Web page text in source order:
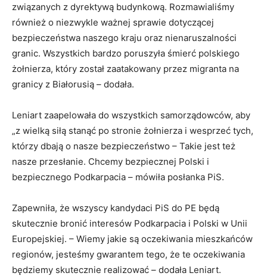
związanych z dyrektywą budynkową. Rozmawialiśmy
również o niezwykle ważnej sprawie dotyczącej
bezpieczeństwa naszego kraju oraz nienaruszalności
granic. Wszystkich bardzo poruszyła śmierć polskiego
żołnierza, który został zaatakowany przez migranta na
granicy z Białorusią – dodała.
Leniart zaapelowała do wszystkich samorządowców, aby
„z wielką siłą stanąć po stronie żołnierza i wesprzeć tych,
którzy dbają o nasze bezpieczeństwo – Takie jest też
nasze przesłanie. Chcemy bezpiecznej Polski i
bezpiecznego Podkarpacia – mówiła posłanka PiS.
Zapewniła, że wszyscy kandydaci PiS do PE będą
skutecznie bronić interesów Podkarpacia i Polski w Unii
Europejskiej. – Wiemy jakie są oczekiwania mieszkańców
regionów, jesteśmy gwarantem tego, że te oczekiwania
będziemy skutecznie realizować – dodała Leniart.